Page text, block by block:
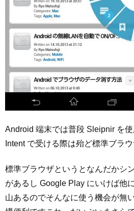
Android 端末では普段 Sleipnir を使
Intent で受ける際は殆ど標準ブラ
標準ブラウザというとなんだかシ
があるし Google Play にいけば他
山あるのでそんなに使う機会が無